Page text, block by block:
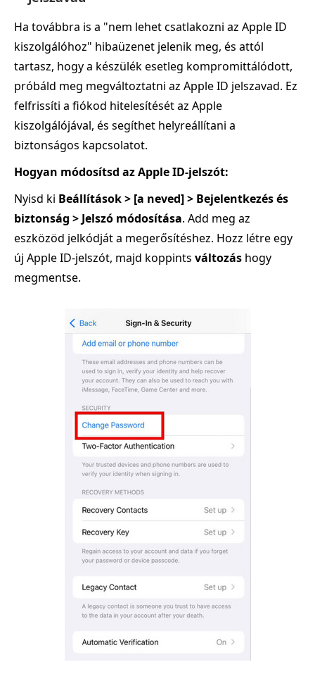
Ha továbbra is a "nem lehet csatlakozni az Apple ID
kiszolgálóhoz" hibaüzenet jelenik meg, és attól
tartasz, hogy a készülék esetleg kompromittálódott,
próbáld meg megváltoztatni az Apple ID jelszavad. Ez
felfrissíti a fiókod hitelesítését az Apple
kiszolgálójával, és segíthet helyreállítani a
biztonságos kapcsolatot.
Hogyan módosítsd az Apple ID‑jelszót:
Nyisd ki Beállítások > [a neved] > Bejelentkezés és
biztonság > Jelszó módosítása. Add meg az
eszközöd jelkódját a megerősítéshez. Hozz létre egy
új Apple ID‑jelszót, majd koppints változás hogy
megmentse.